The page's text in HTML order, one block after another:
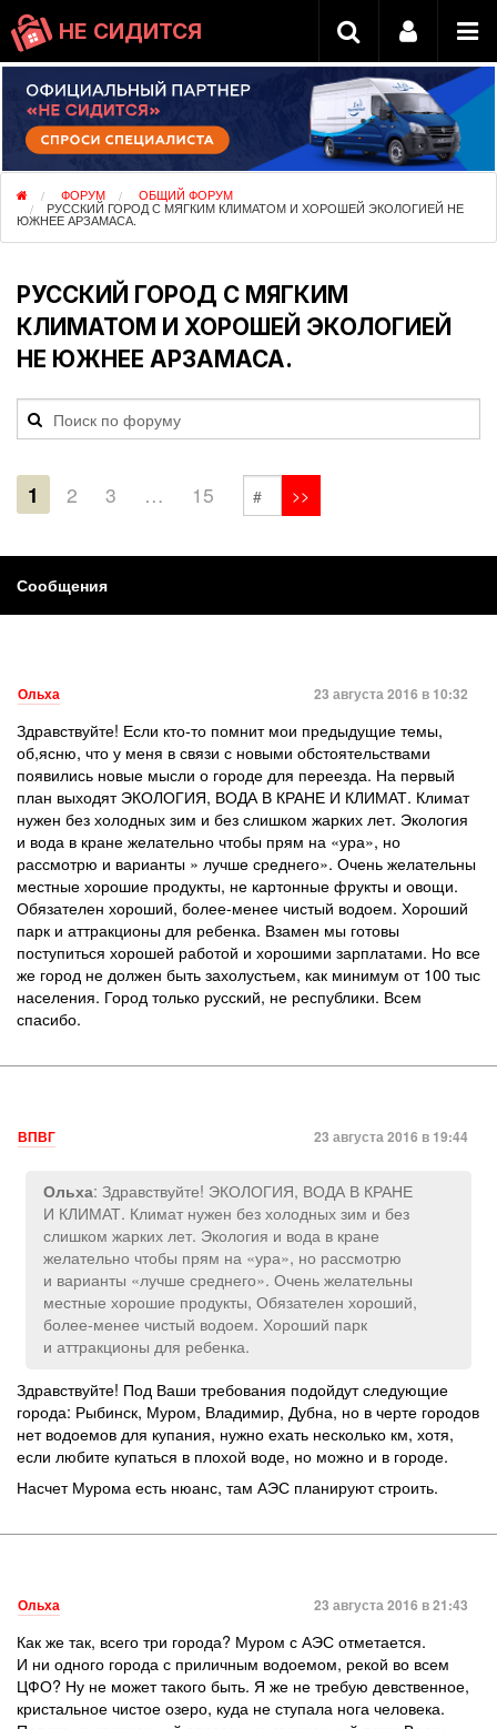
НЕ СИДИТСЯ
ФОРУМ ОБЩИЙ ФОРУМ
РУССКИЙ ГОРОД С МЯГКИМ КЛИМАТОМ И ХОРОШЕЙ ЭКОЛОГИЕЙ НЕ
ЮЖНЕЕ АРЗАМАСА.
РУССКИЙ ГОРОД С МЯГКИМ
КЛИМАТОМ И ХОРОШЕЙ ЭКОЛОГИЕЙ
НЕ ЮЖНЕЕ АРЗАМАСА.
1 2 3 … 15
Сообщения
Ольха 23 августа 2016 в 10:32
Здравствуйте! Если кто-то помнит мои предыдущие темы,
об,ясню, что у меня в связи с новыми обстоятельствами
появились новые мысли о городе для переезда. На первый
план выходят ЭКОЛОГИЯ, ВОДА В КРАНЕ И КЛИМАТ. Климат
нужен без холодных зим и без слишком жарких лет. Экология
и вода в кране желательно чтобы прям на «ура», но
рассмотрю и варианты » лучше среднего». Очень желательны
местные хорошие продукты, не картонные фрукты и овощи.
Обязателен хороший, более-менее чистый водоем. Хороший
парк и аттракционы для ребенка. Взамен мы готовы
поступиться хорошей работой и хорошими зарплатами. Но все
же город не должен быть захолустьем, как минимум от 100 тыс
населения. Город только русский, не республики. Всем
спасибо.
ВПВГ 23 августа 2016 в 19:44
Ольха: Здравствуйте! ЭКОЛОГИЯ, ВОДА В КРАНЕ
И КЛИМАТ. Климат нужен без холодных зим и без
слишком жарких лет. Экология и вода в кране
желательно чтобы прям на «ура», но рассмотрю
и варианты «лучше среднего». Очень желательны
местные хорошие продукты, Обязателен хороший,
более-менее чистый водоем. Хороший парк
и аттракционы для ребенка.
Здравствуйте! Под Ваши требования подойдут следующие
города: Рыбинск, Муром, Владимир, Дубна, но в черте городов
нет водоемов для купания, нужно ехать несколько км, хотя,
если любите купаться в плохой воде, но можно и в городе.
Насчет Мурома есть нюанс, там АЭС планируют строить.
Ольха 23 августа 2016 в 21:43
Как же так, всего три города? Муром с АЭС отметается.
И ни одного города с приличным водоемом, рекой во всем
ЦФО? Ну не может такого быть. Я же не требую девственное,
кристальное чистое озеро, куда не ступала нога человека.